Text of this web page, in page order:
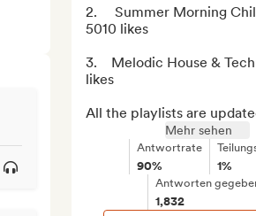
2.     Summer Morning
5010 likes
3.    Melodic House &
likes
All the playlists are
Mehr sehen
Antwortrate
90% 1%
Antworten
1,832